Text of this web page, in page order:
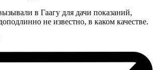
в Гаагу для дачи показаний,
не известно, в каком качестве.